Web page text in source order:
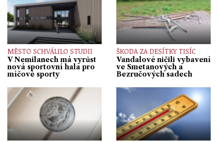
MĚSTO SCHVÁLILO STUDII
V Nemilanech má vyrůst
nová sportovní hala pro
míčové sporty
ŠKODA ZA DESÍTKY TISÍC
Vandalové ničili vybavení
ve Smetanových a
Bezručových sadech